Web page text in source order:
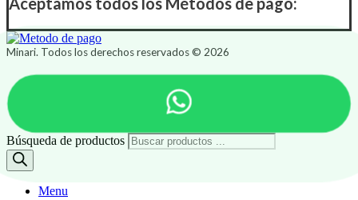
Minari. Todos los derechos reservados © 2026
Búsqueda de productos
Menu